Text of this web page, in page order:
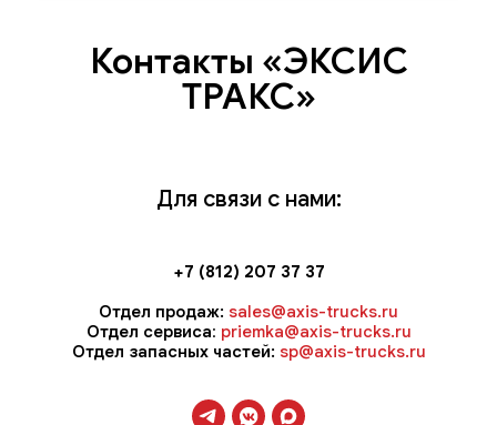
Контакты «ЭКСИС
ТРАКС»
Для связи с нами:
+7 (812) 207 37 37
Отдел продаж: sales@axis-trucks.ru
Отдел сервиса: priemka@axis-trucks.ru
Отдел запасных частей: sp@axis-trucks.ru